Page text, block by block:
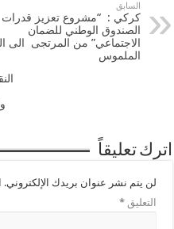
السابق
كركي : “مشروع تعزيز قدرات
الصندوق الوطني للضمان
الاجتماعي” من المرتجى الى
الملموس
اترك تعليقاً
لن يتم نشر عنوان بريدك الإلكتروني.
التعليق*